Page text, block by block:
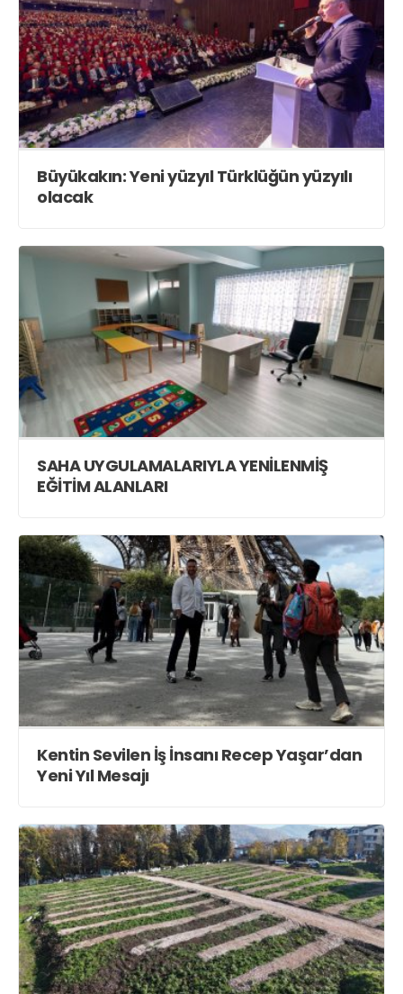
Büyükakın: Yeni yüzyıl Türklüğün yüzyılı
olacak
SAHA UYGULAMALARIYLA YENİLENMİŞ
EĞİTİM ALANLARI
Kentin Sevilen İş İnsanı Recep Yaşar’dan
Yeni Yıl Mesajı